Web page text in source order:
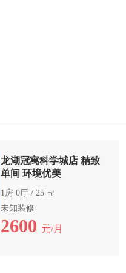
龙湖冠寓科学城店 精致
单间 环境优美
1房 0厅 / 25 ㎡
未知装修
2600 元/月